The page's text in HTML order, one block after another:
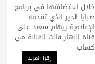
خلال استضافتها في برنامج
صبايا الخير الذي تقدمه
الإعلامية ريهام سعيد على
قناة النهار قالت الفنانة مي
كساب
إقرأ المزيد